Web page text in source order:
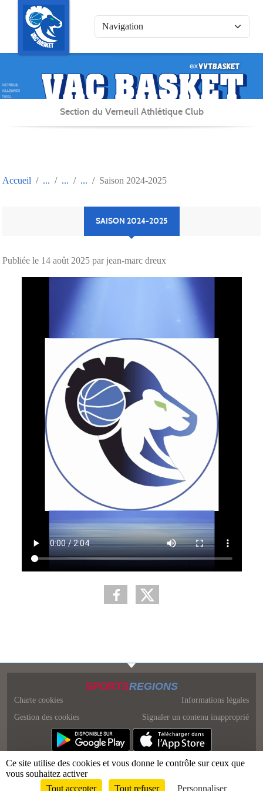
Section du Verneuil Athlétique Club
Accueil Saison 2024-2025
SAISON 2024-2025
Publiée le 14 août 2025 par jean-marc dreux
SPORTSREGIONS
Charte cookies
Gestion des cookies
Informations légales
Signaler un contenu inapproprié
Envie de participer ?
Panneau de gestion des cookies
Ce site utilise des cookies et vous donne le contrôle sur ceux que
vous souhaitez activer
Tout accepter
Tout refuser Personnaliser